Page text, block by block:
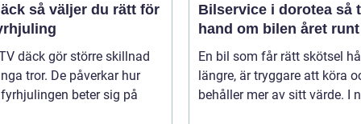
du rätt för
däck gör större skillnad
tror. De påverkar hur
beter sig på
Bilservice i dorotea så tar du
hand om bilen året runt
En bil som får rätt skötsel
längre, är tryggare att köra
behåller mer av sitt värde. I